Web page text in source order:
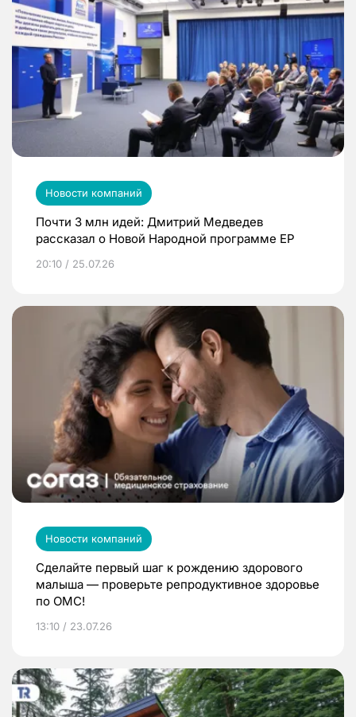
Новости компаний
Почти 3 млн идей: Дмитрий Медведев
рассказал о Новой Народной программе ЕР
20:10 / 25.07.26
Новости компаний
Сделайте первый шаг к рождению здорового
малыша — проверьте репродуктивное здоровье
по ОМС!
13:10 / 23.07.26